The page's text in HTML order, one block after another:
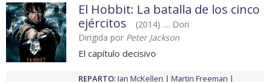
El Hobbit: La batalla de los cinco
ejércitos
(2014) .... Dori
Dirigida por Peter Jackson
El capítulo decisivo
REPARTO: Ian McKellen
Martin Freeman